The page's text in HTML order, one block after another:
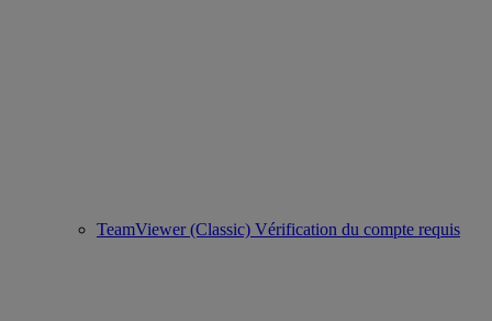
TeamViewer (Classic) Vérification du compte requis